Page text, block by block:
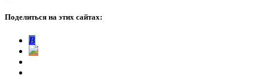
Поделиться на этих сайтах:
В